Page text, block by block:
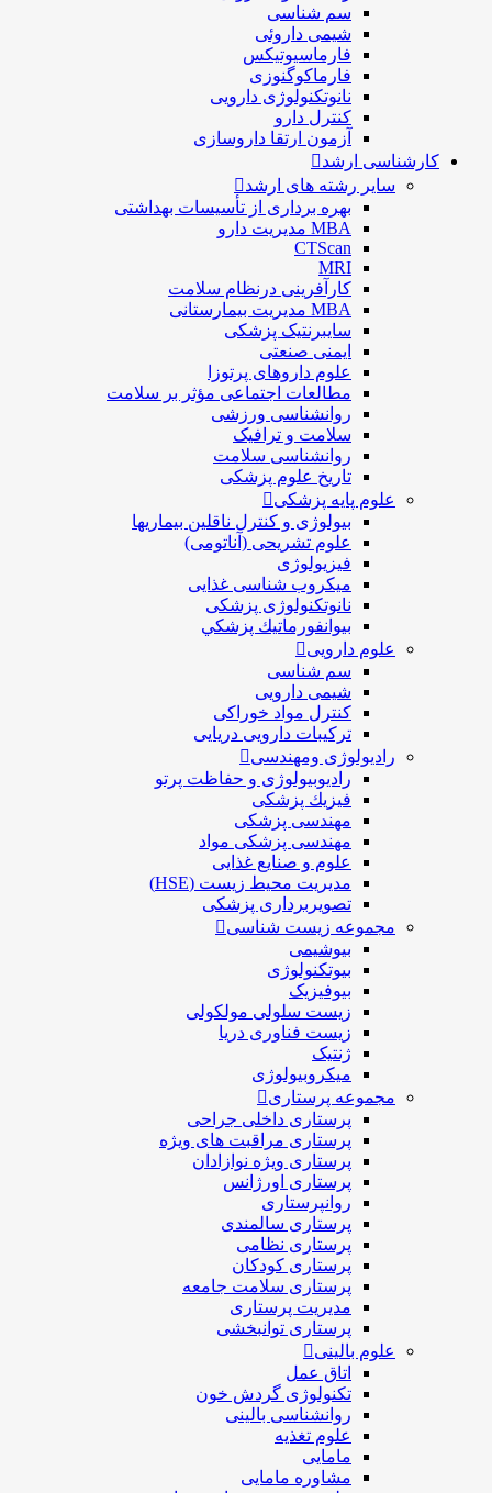
سم شناسی
شيمی داروئی
فارماسيوتيكس
فارماكوگنوزی
نانوتکنولوژی دارویی
كنترل دارو
آزمون ارتقا داروسازی
ارشد
سایر رشته های ارشد
بهره برداری از تأسیسات بهداشتی
کارآفرینی درنظام سلامت
سایبرنتیک پزشکی
ایمنی صنعتی
علوم داروهای پرتوزا
مطالعات اجتماعی مؤثر بر سلامت
روانشناسی ورزشی
سلامت و ترافیک
روانشناسی سلامت
تاریخ علوم پزشکی
علوم پایه پزشکی
بیولوژی و کنترل ناقلین بیماریها
علوم تشریحی (آناتومی)
فیزیولوژی
ميكروب شناسی غذایی
نانوتکنولوژی پزشکی
بيوانفورماتيك پزشكي
علوم دارویی
سم شناسی
شیمی دارویی
کنترل مواد خوراکی
ترکیبات دارویی دریایی
رادیولوژی ومهندسی
رادیوبیولوژی و حفاظت پرتو
فيزيك پزشکی
مهندسی پزشکی
مهندسی پزشکی مواد
علوم و صنايع غذایی
مدیریت محیط زیست (HSE)
تصویربرداری پزشکی
مجموعه زیست شناسی
بیوتکنولوژی
زیست سلولی مولکولی
زیست فناوری دریا
میکروبیولوژی
مجموعه پرستاری
پرستاری داخلی جراحی
پرستاری مراقبت های ويژه
پرستاری ويژه نوازادان
پرستاری اورژانس
روانپرستاری
پرستاری سالمندی
پرستاری نظامی
پرستاری کودکان
پرستاری سلامت جامعه
مدیریت پرستاری
پرستاری توانبخشی
علوم بالینی
تکنولوژی گردش خون
روانشناسی بالینی
علوم تغذیه
مشاوره مامایی